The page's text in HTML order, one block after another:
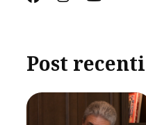
Post recenti